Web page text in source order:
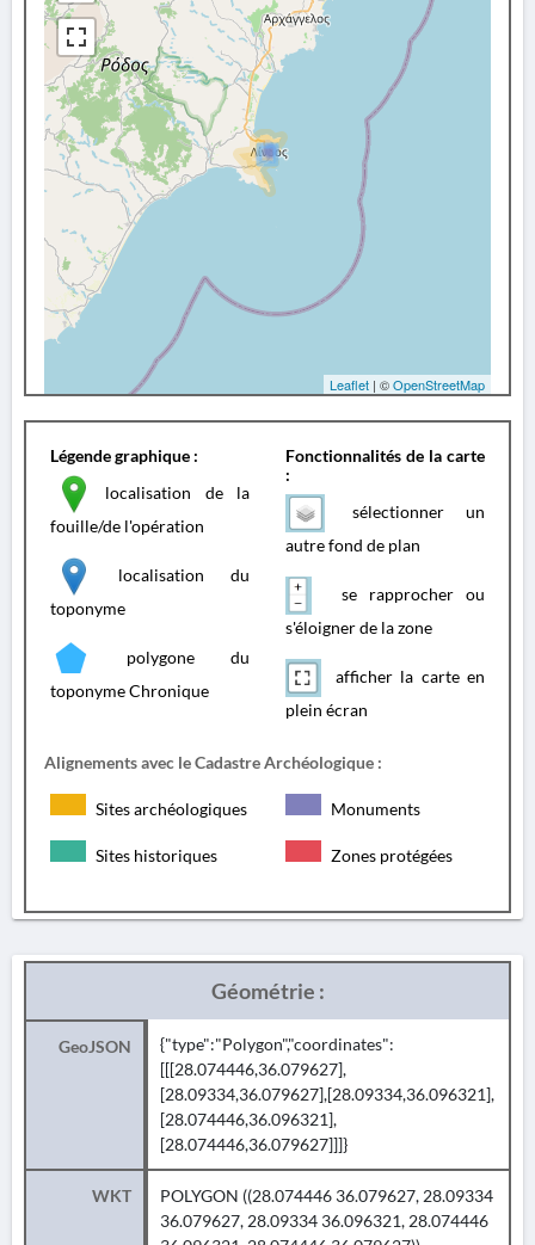
Leaflet | ©OpenStreetMap
Légende graphique :
localisation de la
fouille/de l'opération
localisation du
toponyme
polygone du
toponyme Chronique
Fonctionnalités de la carte
:
sélectionner un
autre fond de plan
se rapprocher ou
s'éloigner de la zone
afficher la carte en
plein écran
Alignements avec le Cadastre Archéologique :
Sites archéologiques Monuments
Sites historiques Zones protégées
Géométrie :
GeoJSON
{"type":"Polygon","coordinates":
[[[28.074446,36.079627],
[28.09334,36.079627],[28.09334,36.096321],
[28.074446,36.096321],
[28.074446,36.079627]]]}
WKT
POLYGON ((28.074446 36.079627, 28.09334
36.079627, 28.09334 36.096321, 28.074446